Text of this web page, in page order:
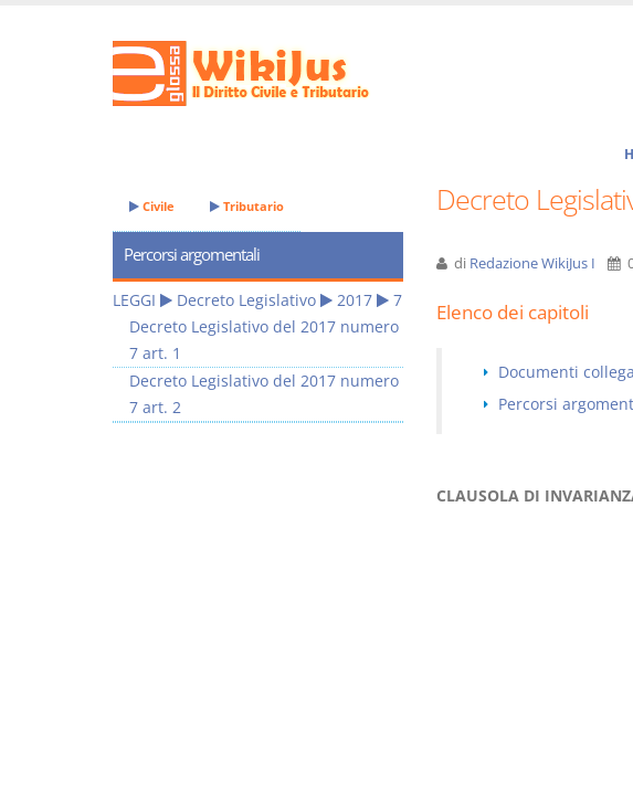
Decreto
di Redazione WikiJus I
Elenco dei capitoli
Documenti
Percorsi
CLAUSOLA DI
Civile Tributario
Percorsi argomentali
LEGGI Decreto Legislativo 2017
7
Decreto Legislativo del 2017 numero
7 art. 1
Decreto Legislativo del 2017 numero
7 art. 2